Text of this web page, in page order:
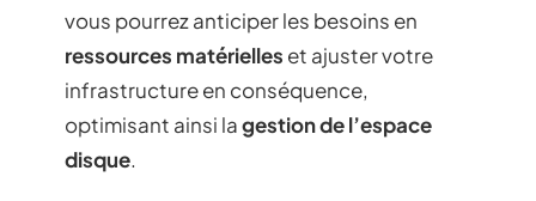
vous pourrez anticiper les besoins en
ressources matérielles et ajuster votre
infrastructure en conséquence,
optimisant ainsi lagestion de l’espace
disque.